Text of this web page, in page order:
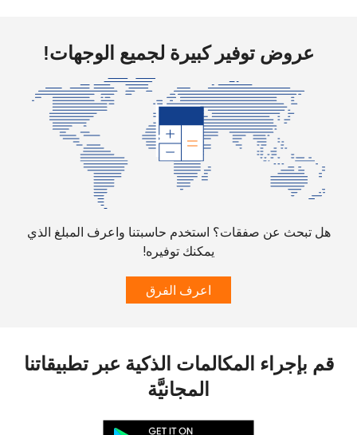
عروض توفير كبيرة لجميع الوجهات!
هل تبحث عن صفقات؟ استخدم حاسبتنا واعرف المبلغ الذي
يمكنك توفيره!
اعرف الفرق
قم بإجراء المكالمات الذكية عبر تطبيقاتنا
المجانيَّة